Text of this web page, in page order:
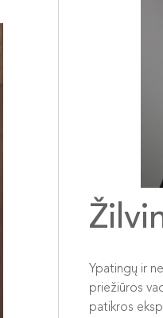
Ypatingų ir
priežiūros
patikros